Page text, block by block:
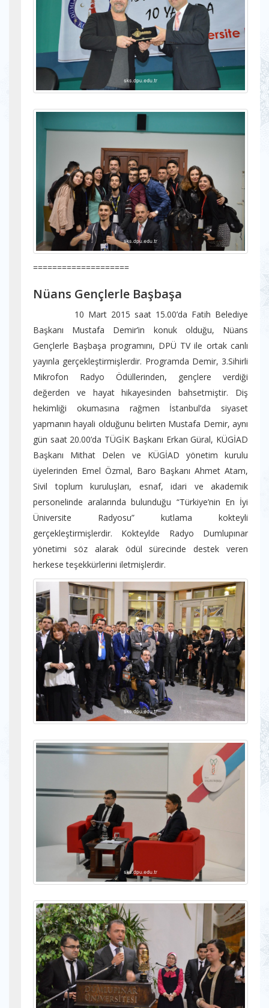
====================
Nüans Gençlerle Başbaşa
10 Mart 2015 saat 15.00’da Fatih Belediye
Başkanı Mustafa Demir’in konuk olduğu, Nüans
Gençlerle Başbaşa programını, DPÜ TV ile ortak canlı
yayınla gerçekleştirmişlerdir. Programda Demir, 3.Sihirli
Mikrofon Radyo Ödüllerinden, gençlere verdiği
değerden ve hayat hikayesinden bahsetmiştir. Diş
hekimliği okumasına rağmen İstanbul’da siyaset
yapmanın hayali olduğunu belirten Mustafa Demir, aynı
gün saat 20.00’da TÜGİK Başkanı Erkan Güral, KÜGİAD
Başkanı Mithat Delen ve KÜGİAD yönetim kurulu
üyelerinden Emel Özmal, Baro Başkanı Ahmet Atam,
Sivil toplum kuruluşları, esnaf, idari ve akademik
personelinde aralarında bulunduğu “Türkiye’nin En İyi
Üniversite Radyosu” kutlama kokteyli
gerçekleştirmişlerdir. Kokteylde Radyo Dumlupınar
yönetimi söz alarak ödül sürecinde destek veren
herkese teşekkürlerini iletmişlerdir.